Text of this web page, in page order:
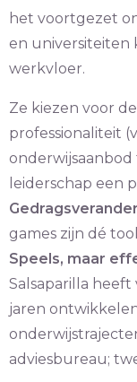
het voortgezet
en universiteiten
werkvloer.
Ze kiezen voor
professionaliteit
leiderschap een
games zijn dé
Speels, maar
Salsaparilla heeft
jaren
adviesbureau;